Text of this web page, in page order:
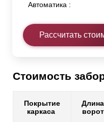
Автоматика :
Рассчитать
Стоимость
Покрытие
каркаса
Длина
ворот